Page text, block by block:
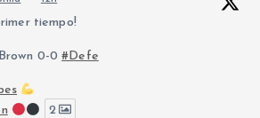
tiempo!
0-0#Defe
2